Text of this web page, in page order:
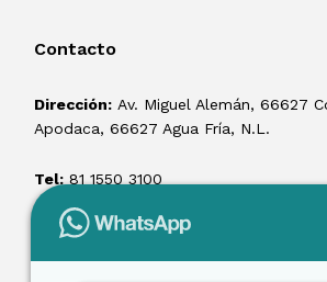
Contacto
Dirección: Av. Miguel Alemán, 66627
Apodaca, 66627 Agua Fría, N.L.
Tel: 81 1550 3100
ventas@losmontacargas.mx